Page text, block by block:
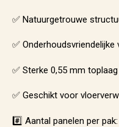
✅ Natuurgetrouwe
✅ Onderhoudsvriendelijke
✅ Sterke 0,55 mm toplaag
✅ Geschikt voor
#️⃣ Aantal panelen per